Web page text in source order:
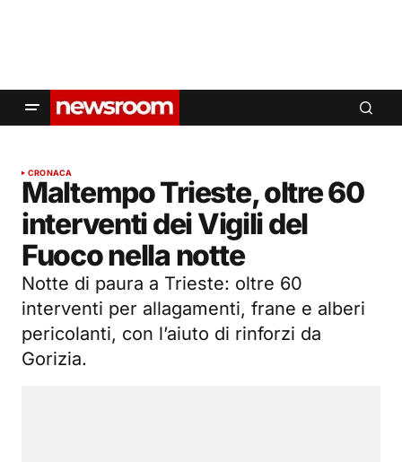
CRONACA
Maltempo Trieste, oltre 60
interventi dei Vigili del
Fuoco nella notte
Notte di paura a Trieste: oltre 60
interventi per allagamenti, frane e alberi
pericolanti, con l’aiuto di rinforzi da
Gorizia.